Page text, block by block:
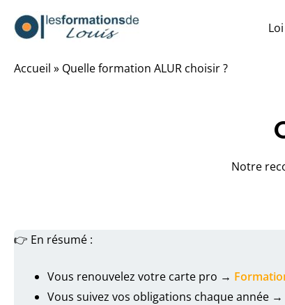
Accueil » Quelle formation ALUR choisir ?
Notre
👉 En résumé :
Vous renouvelez votre carte pro →
Vous suivez vos obligations chaque année →